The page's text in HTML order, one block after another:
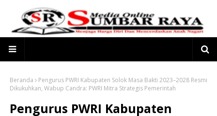
Beranda
Pengurus PWRI Kabupaten Solok Masa Bakti 2023–2028 Resmi
Dikukuhkan, Wabup Candra: PWRI Mitra Strategis Pemerintah
Pengurus PWRI Kabupaten